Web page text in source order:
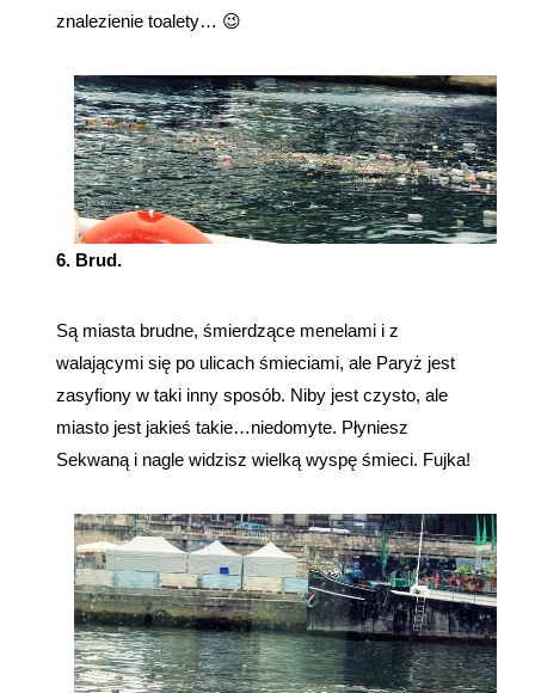
znalezienie toalety… 😉
6. Brud.
Są miasta brudne, śmierdzące menelami i z
walającymi się po ulicach śmieciami, ale Paryż jest
zasyfiony w taki inny sposób. Niby jest czysto, ale
miasto jest jakieś takie…niedomyte. Płyniesz
Sekwaną i nagle widzisz wielką wyspę śmieci. Fujka!